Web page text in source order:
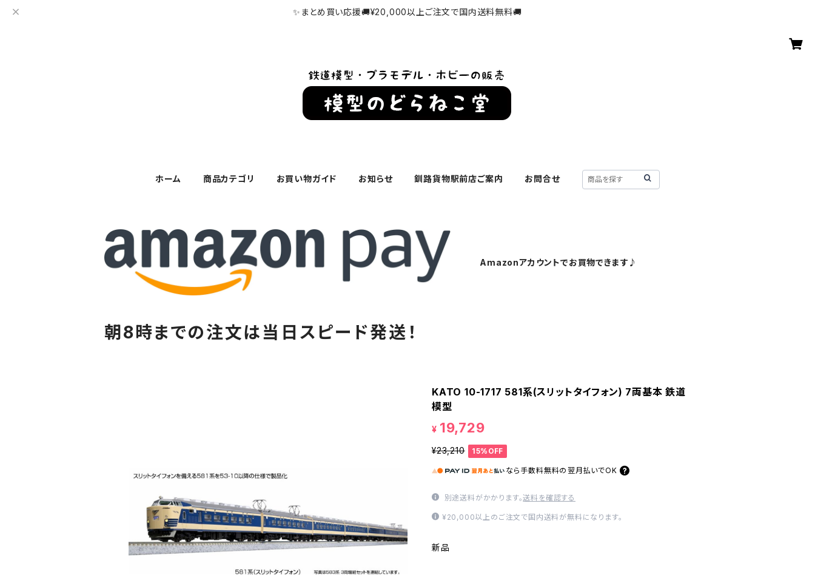
✨まとめ買い応援🚚¥20,000以上ご注文で国内送料無料🚚
ホーム 商品カテゴリ お買い物ガイド お知らせ 釧路貨物駅前店ご案内 お問合せ
Amazonアカウントでお買物できます♪
朝8時までの注文は当日スピード発送！
KATO 10-1717 581系(スリットタイフォン) 7両基本 鉄道
模型
¥ 19,729
¥23,210 15%OFF
なら 手数料無料の 翌月払いでOK
別途送料がかかります。送料を確認する
¥20,000以上のご注文で国内送料が無料になります。
新品